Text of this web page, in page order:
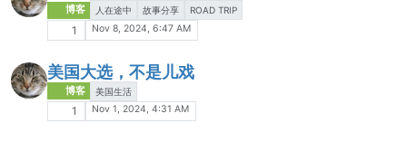
博客 人在途中 故事分享 ROAD TRIP
1 Nov 8, 2024, 6:47 AM
美国大选，不是儿戏
博客 美国生活
1 Nov 1, 2024, 4:31 AM